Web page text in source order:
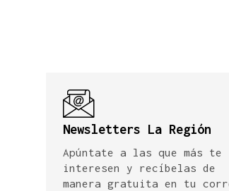
Newsletters La Región
Apúntate a las que más te
interesen y recíbelas de
manera gratuita en tu